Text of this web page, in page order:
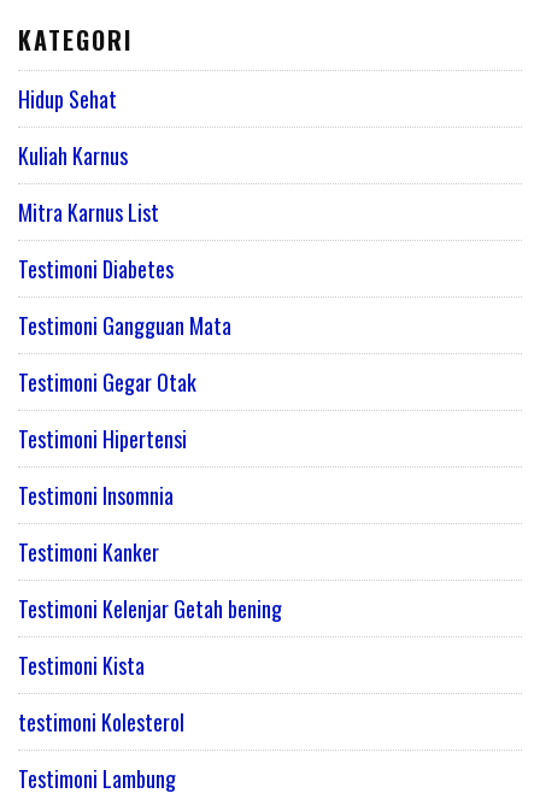
KATEGORI
Hidup Sehat
Kuliah Karnus
Mitra Karnus List
Testimoni Diabetes
Testimoni Gangguan Mata
Testimoni Gegar Otak
Testimoni Hipertensi
Testimoni Insomnia
Testimoni Kanker
Testimoni Kelenjar Getah bening
Testimoni Kista
testimoni Kolesterol
Testimoni Lambung